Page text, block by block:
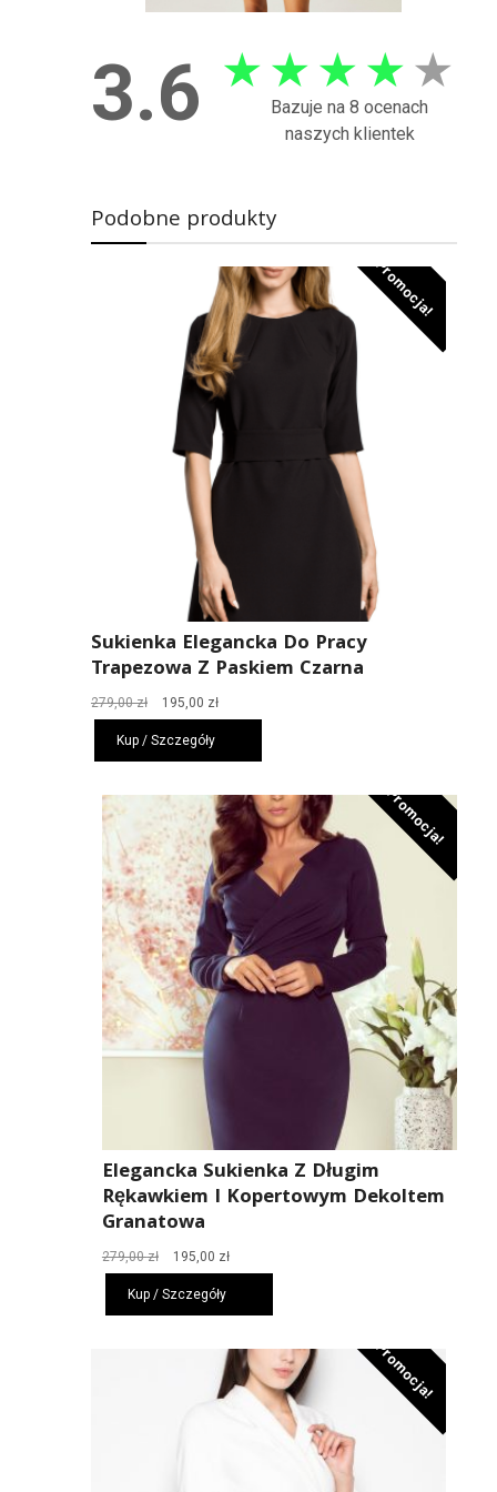
3.6 ★ ★ ★ ★ ★
Bazuje na 8 ocenach
naszych klientek
Podobne produkty
Promocja!
Sukienka Elegancka Do Pracy
Trapezowa Z Paskiem Czarna
279,00zł
Pierwotna
cena
wynosiła:
279,00 zł.
195,00 złAktualna
cena
195,00 zł.
Kup / Szczegóły
Promocja!
Elegancka Sukienka Z Długim
Rękawkiem I Kopertowym Dekoltem
Granatowa
279,00zł
Pierwotna
cena
wynosiła:
279,00 zł.
195,00 złAktualna
cena
195,00 zł.
Kup / Szczegóły
Promocja!